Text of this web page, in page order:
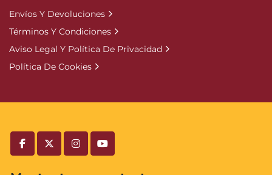
facebooktwitterinstagramyoutube
Envíos Y Devoluciones
Términos Y Condiciones
Aviso Legal Y Política De Privacidad
Política De Cookies